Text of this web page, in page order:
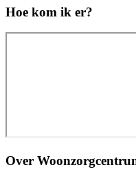
Hoe kom ik er?
Over